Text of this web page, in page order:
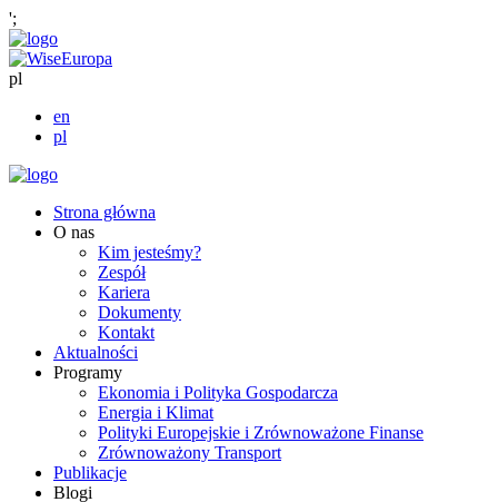
';
pl
en
pl
Strona główna
O nas
Kim jesteśmy?
Zespół
Kariera
Dokumenty
Kontakt
Aktualności
Programy
Ekonomia i Polityka Gospodarcza
Energia i Klimat
Polityki Europejskie i Zrównoważone Finanse
Zrównoważony Transport
Publikacje
Blogi